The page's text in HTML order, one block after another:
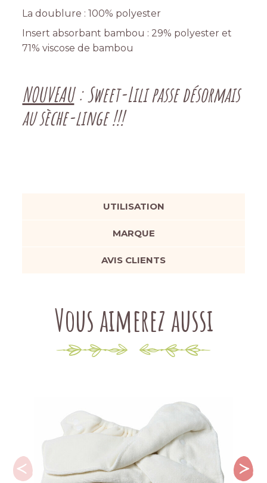
La doublure : 100% polyester
Insert absorbant bambou : 29% polyester et
71% viscose de bambou
NOUVEAU: Sweet-Lili passe désormais
au sèche-linge !!!
UTILISATION
MARQUE
AVIS CLIENTS
Vous aimerez aussi